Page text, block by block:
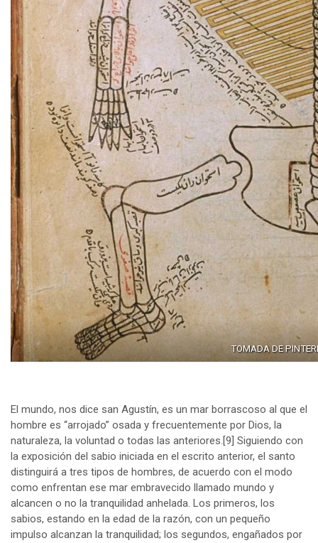
TOMADA DE
El mundo, nos dice san Agustín, es un mar borrascoso al que el
hombre es “arrojado” osada y frecuentemente por Dios, la
naturaleza, la voluntad o todas las anteriores.[9] Siguiendo con
la exposición del sabio iniciada en el escrito anterior, el santo
distinguirá a tres tipos de hombres, de acuerdo con el modo
como enfrentan ese mar embravecido llamado mundo y
alcancen o no la tranquilidad anhelada. Los primeros, los
sabios, estando en la edad de la razón, con un pequeño
impulso alcanzan la tranquilidad; los segundos, engañados por